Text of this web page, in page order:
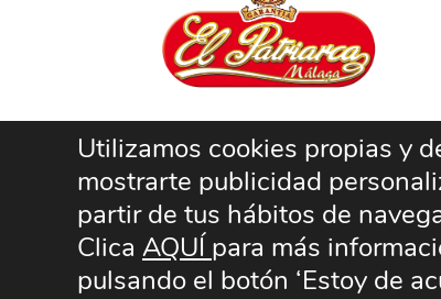
Utilizamos cookies propias y
mostrarte publicidad
partir de tus hábitos de
Clica AQUÍ para más
pulsando el botón ‘Estoy de